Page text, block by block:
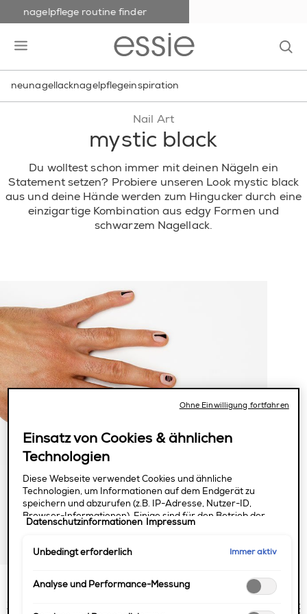
nagelpflege routine finder
neunagellacknagelpflegeinspiration
Nail Art
mystic black
Du wolltest schon immer mit deinen Nägeln ein
Statement setzen? Probiere unseren Look mystic black
aus und deine Hände werden zum Hingucker durch eine
einzigartige Kombination aus edgy Formen und
schwarzem Nagellack.
Schritt 1:
Zunächst trägst du eine dünne Schicht des
strong start
Einsatz von Cookies & ähnlichen
Technologien
Diese Webseite verwendet Cookies und ähnliche
Technologien, um Informationen auf dem Endgerät zu
speichern und abzurufen (z.B. IP-Adresse, Nutzer-ID,
Browser-Informationen). Einige sind für den Betrieb der
Webseite unbedingt erforderlich. Andere erfordern eine
Performance-Messung, das Angebot bestimmter Services,
und die Einbindung externer Medien. Nicht unbedingt
erforderliche Cookies können direkt akzeptiert ("Alle
Datenschutzinformationen Impressum
Unbedingt erforderlich Immer aktiv
Analyse und Performance-Messung
Ohne Einwilligung fortfahren